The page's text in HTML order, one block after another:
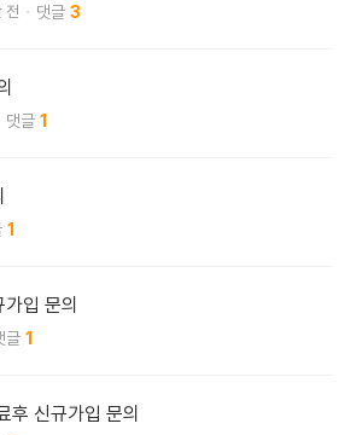
전 3
1
1
입 문의
1
후 신규가입 문의